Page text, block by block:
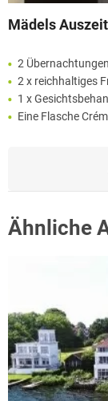
Mädels
2 Übernachtungen
2 x reichhaltiges
1 x
Eine Flasche
Ähnliche